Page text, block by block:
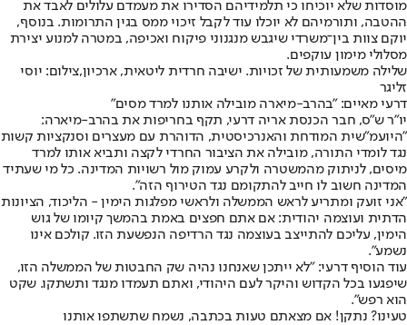
מוסדות שלא יוכיחו כי תלמידיהם הסדירו את מעמדם עלולים לאבד את
ההטבה, ותורמיהם לא יוכלו עוד לקבל זיכוי ממס בגין התרומות. בנוסף,
יוקם צוות בין־משרדי שיגבש מנגנוני פיקוח ואכיפה, במטרה למנוע יצירת
מסלולי מימון עוקפים.
שלילה משמעותית של זכויות. ישיבה חרדית ליטאית, ארכיון,צילום: יוסי
זליגר
דרעי מאיים: "בהרב-מיארה מובילה אותנו למרד מסים"
יו״ר ש״ס, חבר הכנסת אריה דרעי, תקף בחריפות את בהרב-מיארה:
״היועמ״שית המודחת והאנרכיסטית, הדוהרת עם מעצרים וסנקציות קשות
נגד לומדי התורה, מובילה את הציבור החרדי לקצה ותביא אותו למרד
מיסים, לניתוק מהמשטרה ולקרע עמוק מול רשויות המדינה. כל מי שעתיד
המדינה חשוב לו חייב להתקומם נגד הטירוף הזה״.
״אני זועק ומתריע לראש הממשלה ולראשי מפלגות הימין - הליכוד, הציונות
הדתית ועוצמה יהודית: אם אתם חפצים באמת בהמשך קיומו של גוש
הימין, עליכם להתייצב בעוצמה נגד הרדיפה הנפשעת הזו. קולכם אינו
נשמע״.
עוד הוסיף דרעי: ״לא ייתכן שאנחנו נהיה שק החבטות של הממשלה הזו,
שיפגעו בכל הקדוש והיקר לעם היהודי, ואתם תעמדו מנגד ותשתקו. שקט
הוא רפש״.
טעינו? נתקן! אם מצאתם טעות בכתבה, נשמח שתשתפו אותנו